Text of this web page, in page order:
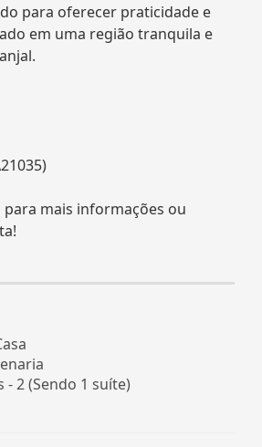
para oferecer praticidade e
em uma região tranquila e
mais informações ou
2 (Sendo 1 suíte)